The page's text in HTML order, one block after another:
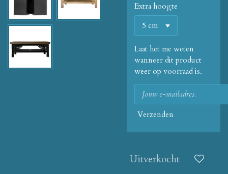
Extra hoogte
Laat het me weten
wanneer dit product
weer op voorraad is.
Verzenden
Uitverkocht